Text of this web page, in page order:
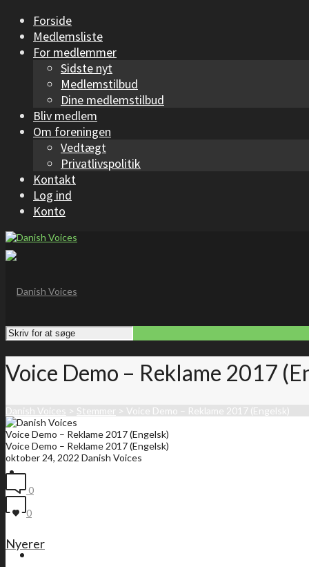
Forside
Medlemsliste
For medlemmer
Sidste nyt
Medlemstilbud
Dine medlemstilbud
Bliv medlem
Om foreningen
Vedtægt
Privatlivspolitik
Kontakt
Log ind
Konto
Forside
Medlemsliste
Voice Demo – Reklame 2017
Danish Voices > Stemmer > Voice Demo – Reklame 2017 (Engelsk)
Voice Demo – Reklame 2017 (Engelsk)
Voice Demo – Reklame 2017 (Engelsk)
oktober 24, 2022 Danish Voices
0
0
Nyerer